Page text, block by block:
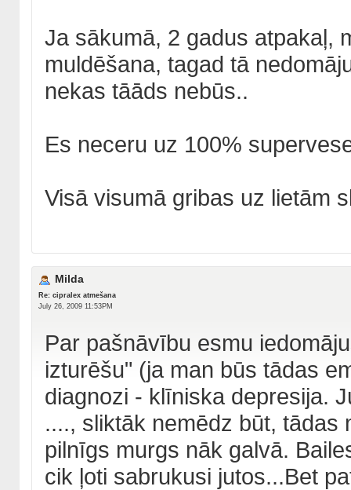
Ja sākumā, 2 gadus atpakaļ,
muldēšana, tagad tā
nekas tāāds nebūs..
Es neceru uz 100%
Visā visumā gribas uz lietām
Milda
Re: cipralex atmešana
July 26, 2009 11:53PM
Par pašnāvību esmu
izturēšu" (ja man būs tādas
diagnozi - klīniska depresija.
...., sliktāk nemēdz būt, tādas
pilnīgs murgs nāk galvā.
cik ļoti sabrukusi jutos...Bet